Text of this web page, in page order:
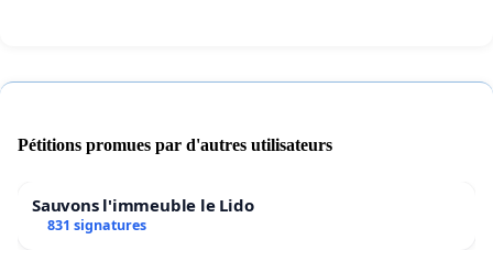
Pétitions promues par d'autres utilisateurs
Sauvons l'immeuble le Lido
831 signatures